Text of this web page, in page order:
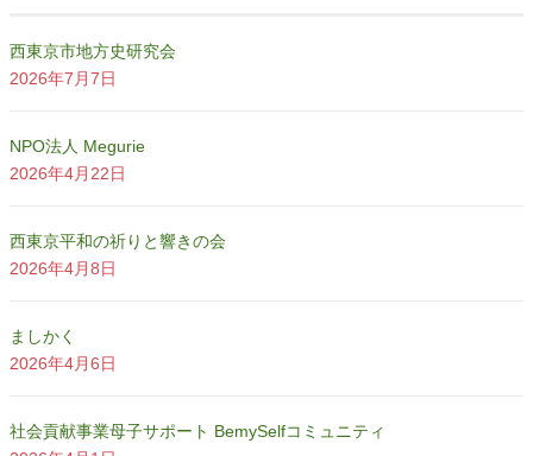
西東京市地方史研究会
2026年7月7日
NPO法人 Megurie
2026年4月22日
西東京平和の祈りと響きの会
2026年4月8日
ましかく
2026年4月6日
社会貢献事業母子サポート BemySelfコミュニティ